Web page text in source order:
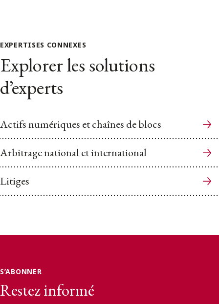
EXPERTISES CONNEXES
Explorer les solutions
d’experts
Actifs numériques et chaînes de blocs
Arbitrage national et international
Litiges
S’ABONNER
Restez informé